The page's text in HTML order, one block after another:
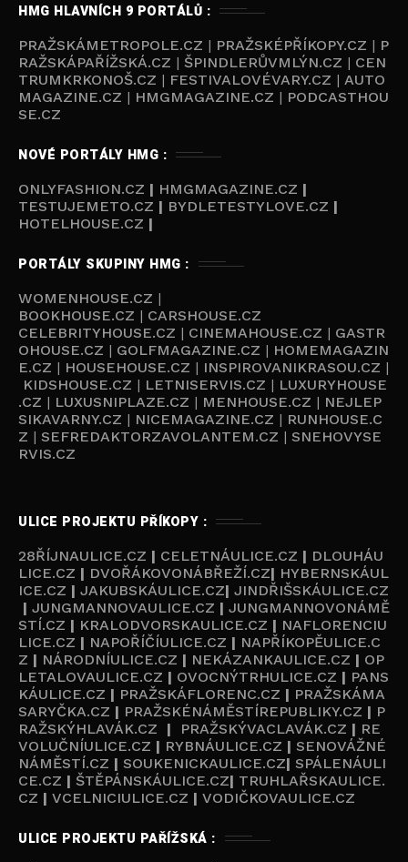
HMG HLAVNÍCH 9 PORTÁLŮ :
PRAŽSKÁMETROPOLE.CZ | PRAŽSKÉPŘÍKOPY.CZ | P
RAŽSKÁPAŘÍŽSKÁ.CZ | ŠPINDLERŮVMLÝN.CZ | CEN
TRUMKRKONOŠ.CZ | FESTIVALOVÉVARY.CZ | AUTO
MAGAZINE.CZ | HMGMAGAZINE.CZ | PODCASTHOU
SE.CZ
NOVÉ PORTÁLY HMG :
ONLYFASHION.CZ | HMGMAGAZINE.CZ |
TESTUJEMETO.CZ | BYDLETESTYLOVE.CZ |
HOTELHOUSE.CZ |
PORTÁLY SKUPINY HMG :
WOMENHOUSE.CZ |
BOOKHOUSE.CZ | CARSHOUSE.CZ
CELEBRITYHOUSE.CZ | CINEMAHOUSE.CZ | GASTR
OHOUSE.CZ | GOLFMAGAZINE.CZ | HOMEMAGAZIN
E.CZ | HOUSEHOUSE.CZ | INSPIROVANIKRASOU.CZ |
KIDSHOUSE.CZ | LETNISERVIS.CZ | LUXURYHOUSE
.CZ | LUXUSNIPLAZE.CZ | MENHOUSE.CZ | NEJLEP
SIKAVARNY.CZ | NICEMAGAZINE.CZ | RUNHOUSE.C
Z | SEFREDAKTORZAVOLANTEM.CZ | SNEHOVYSE
RVIS.CZ
ULICE PROJEKTU PŘÍKOPY :
28ŘÍJNAULICE.CZ | CELETNÁULICE.CZ | DLOUHÁU
LICE.CZ | DVOŘÁKOVONÁBŘEŽÍ.CZ| HYBERNSKÁUL
ICE.CZ | JAKUBSKÁULICE.CZ| JINDŘIŠSKÁULICE.CZ
| JUNGMANNOVAULICE.CZ | JUNGMANNOVONÁMĚ
STÍ.CZ | KRALODVORSKAULICE.CZ | NAFLORENCIU
LICE.CZ | NAPOŘÍČÍULICE.CZ | NAPŘÍKOPĚULICE.C
Z | NÁRODNÍULICE.CZ | NEKÁZANKAULICE.CZ | OP
LETALOVAULICE.CZ | OVOCNÝTRHULICE.CZ | PANS
KÁULICE.CZ | PRAŽSKÁFLORENC.CZ | PRAŽSKÁMA
SARYČKA.CZ | PRAŽSKÉNÁMĚSTÍREPUBLIKY.CZ | P
RAŽSKÝHLAVÁK.CZ
| PRAŽSKÝVACLAVÁK.CZ | RE
VOLUČNÍULICE.CZ | RYBNÁULICE.CZ | SENOVÁŽNÉ
NÁMĚSTÍ.CZ | SOUKENICKAULICE.CZ| SPÁLENÁULI
CE.CZ | ŠTĚPÁNSKÁULICE.CZ| TRUHLAŘSKAULICE.
CZ | VCELNICIULICE.CZ | VODIČKOVAULICE.CZ
ULICE PROJEKTU PAŘÍŽSKÁ :